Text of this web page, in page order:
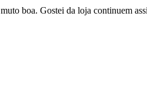
boa. Gostei da loja continuem